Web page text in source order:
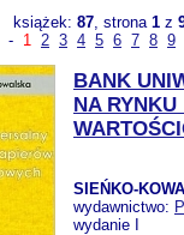
książek: 87, strona 1z
- 1 2 3 4 5 6 7 8 9
BANK
NA RYNKU
SIEŃKO-
wydawnictwo:
wydanie I